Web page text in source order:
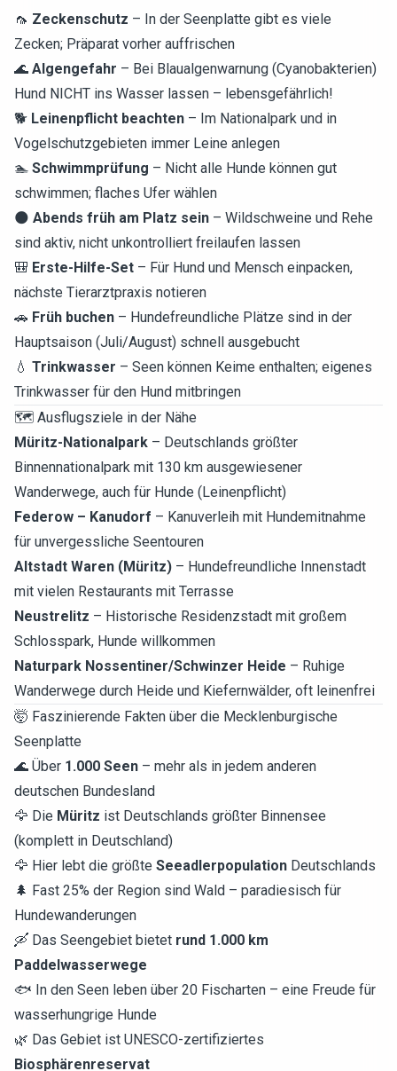
🦟 Zeckenschutz – In der Seenplatte gibt es viele
Zecken; Präparat vorher auffrischen
🌊 Algengefahr – Bei Blaualgenwarnung (Cyanobakterien)
Hund NICHT ins Wasser lassen – lebensgefährlich!
🐕 Leinenpflicht beachten – Im Nationalpark und in
Vogelschutzgebieten immer Leine anlegen
🏊 Schwimmprüfung – Nicht alle Hunde können gut
schwimmen; flaches Ufer wählen
🌑 Abends früh am Platz sein – Wildschweine und Rehe
sind aktiv, nicht unkontrolliert freilaufen lassen
🎒 Erste-Hilfe-Set – Für Hund und Mensch einpacken,
nächste Tierarztpraxis notieren
🚗 Früh buchen – Hundefreundliche Plätze sind in der
Hauptsaison (Juli/August) schnell ausgebucht
💧 Trinkwasser – Seen können Keime enthalten; eigenes
Trinkwasser für den Hund mitbringen
🗺️ Ausflugsziele in der Nähe
Müritz-Nationalpark – Deutschlands größter
Binnennationalpark mit 130 km ausgewiesener
Wanderwege, auch für Hunde (Leinenpflicht)
Federow – Kanudorf – Kanuverleih mit Hundemitnahme
für unvergessliche Seentouren
Altstadt Waren (Müritz) – Hundefreundliche Innenstadt
mit vielen Restaurants mit Terrasse
Neustrelitz – Historische Residenzstadt mit großem
Schlosspark, Hunde willkommen
Naturpark Nossentiner/Schwinzer Heide – Ruhige
Wanderwege durch Heide und Kiefernwälder, oft leinenfrei
🤯 Faszinierende Fakten über die Mecklenburgische
Seenplatte
🌊 Über 1.000 Seen – mehr als in jedem anderen
deutschen Bundesland
🦅 Die Müritz ist Deutschlands größter Binnensee
(komplett in Deutschland)
🦅 Hier lebt die größte Seeadlerpopulation Deutschlands
🌲 Fast 25% der Region sind Wald – paradiesisch für
Hundewanderungen
🛶 Das Seengebiet bietet rund 1.000 km
Paddelwasserwege
🐟 In den Seen leben über 20 Fischarten – eine Freude für
wasserhungrige Hunde
🌿 Das Gebiet ist UNESCO-zertifiziertes
Biosphärenreservat